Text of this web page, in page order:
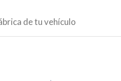
de tu vehículo